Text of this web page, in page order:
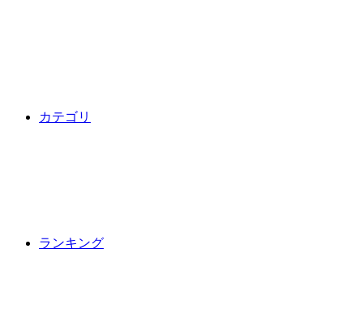
カテゴリ
ランキング